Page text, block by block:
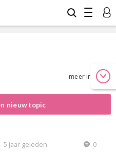
meer info
nieuw topic
5 jaar geleden 0